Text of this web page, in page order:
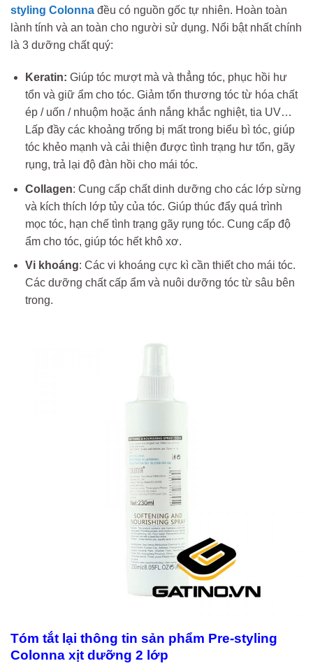
styling Colonna đều có nguồn gốc tự nhiên. Hoàn toàn
lành tính và an toàn cho người sử dụng. Nổi bật nhất chính
là 3 dưỡng chất quý:
Keratin: Giúp tóc mượt mà và thẳng tóc, phục hồi hư
tổn và giữ ẩm cho tóc. Giảm tổn thương tóc từ hóa chất
ép / uốn / nhuộm hoặc ánh nắng khắc nghiệt, tia UV…
Lấp đầy các khoảng trống bị mất trong biểu bì tóc, giúp
tóc khẻo mạnh và cải thiện được tình trạng hư tổn, gãy
rụng, trả lại độ đàn hồi cho mái tóc.
Collagen: Cung cấp chất dinh dưỡng cho các lớp sừng
và kích thích lớp tủy của tóc. Giúp thúc đẩy quá trình
mọc tóc, hạn chế tình trạng gãy rụng tóc. Cung cấp độ
ẩm cho tóc, giúp tóc hết khô xơ.
Vi khoáng: Các vi khoáng cực kì cần thiết cho mái tóc.
Các dưỡng chất cấp ẩm và nuôi dưỡng tóc từ sâu bên
trong.
Tóm tắt lại thông tin sản phẩm Pre-styling
Colonna xịt dưỡng 2 lớp